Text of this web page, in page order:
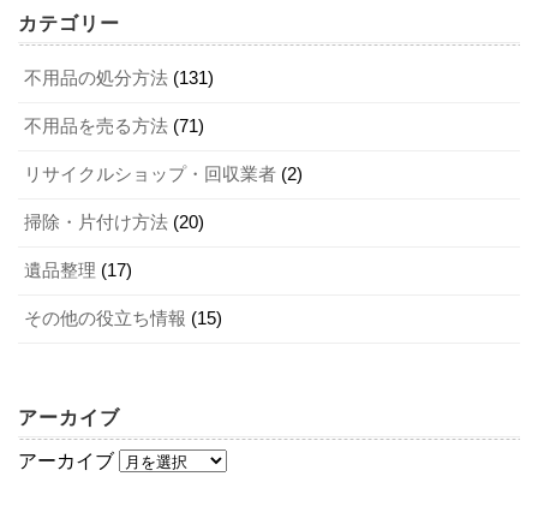
ここでは、家電処分の選択肢とそのメリットを解説しま
す。
前述したように、家電リサイクル法やPCリサイクル法な
ど、法律に基づいて処分方法が定められている家電製品は
や処分ルールをしっかりと確認した上で、対象となる家電
どの分類に仕分けて処分します。ゴミの分類によって処分
方法が異なるため、自治体のホームページ等で確認してお
ください。スタッフの対応は悪徳業者を見極める重要なポ
イントとなります。無料相談や無料見積もりの際にスタッ
フの対応をチェックし、丁寧でスピーディーな対応をして
不用品回収業者選びは、複数の業者を比較することも大切
で、悪徳業者と優良業者が見極めやすくなります。スタッ
ポイントです。
大津市でエアコンを処分したい人必見！ 捨てる際の注意点も！
まとめ
いかがでしたか？ 大津市では、家電リサイクル法・PCリサ
イクル法の対象品目は収集を受け付けていません。それぞ
処分したい家電の種類に合わせて、正しい方法で処分して
ください。まとめて家電を処分したい、時間と手間をかけ
です。リサイクル買取センターでは不用品の回収と買取を
行っているので、家電の処分でお悩みの方はぜひチェック
カテゴリー
不用品の処分方法 (131)
不用品を売る方法 (71)
リサイクルショップ・回収業者 (2)
掃除・片付け方法 (20)
遺品整理 (17)
その他の役立ち情報 (15)
アーカイブ
アーカイブ